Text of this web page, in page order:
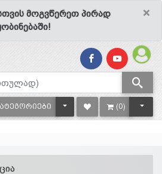
×
მოგვწერეთ პირად
TOGGLE DROPDOWN
(0)